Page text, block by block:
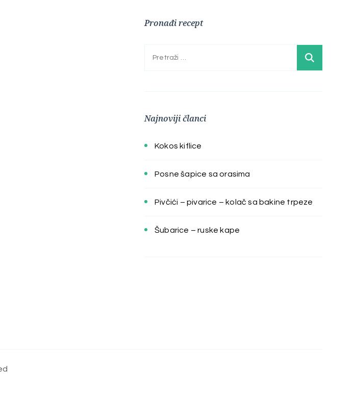
Pronađi recept
Pretraga:
Najnoviji članci
Kokos kiflice
Posne šapice sa orasima
Pivčići – pivarice – kolač sa bakine trpeze
Šubarice – ruske kape